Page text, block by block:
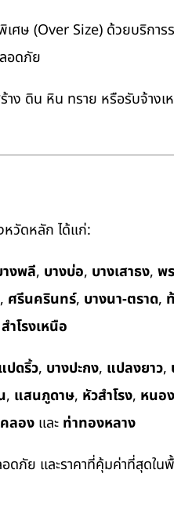
ษ (Over Size) ด้วยบริการ
อดภัย
ง ดิน หิน ทราย หรือรับจ้าง
หวัดหลัก ได้แก่:
งพลี, บางบ่อ, บางเสาธง, พ
, ศรีนครินทร์, บางนา-ตราด,
สำโรงเหนือ
ปดริ้ว, บางปะกง, แปลงยาว,
, แสนภูดาษ, หัวสำโรง, หนอ
ลอง และ ท่าทองหลาง
ดภัย และราคาที่คุ้มค่าที่สุดใน